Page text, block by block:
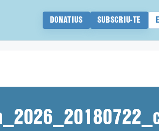
DONATIUS SUBSCRIU-TE